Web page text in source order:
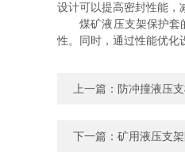
设计可以提高密封性能，
煤矿液压支架保护套的
性。同时，通过性能优化
上一篇： 防冲撞液压
下一篇： 矿用液压支